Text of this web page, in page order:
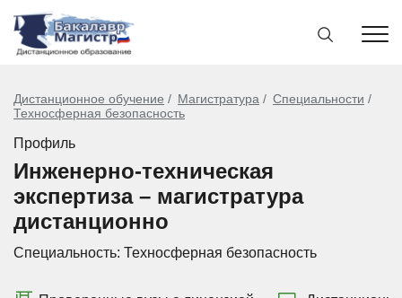
Дистанционное обучение Магистратура
Специальности
Техносферная безопасность
Профиль
Инженерно-техническая
экспертиза – магистратура
дистанционно
Специальность: Техносферная безопасность